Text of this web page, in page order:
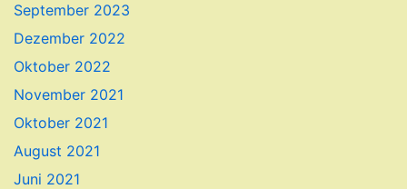
September 2023
Dezember 2022
Oktober 2022
November 2021
Oktober 2021
August 2021
Juni 2021